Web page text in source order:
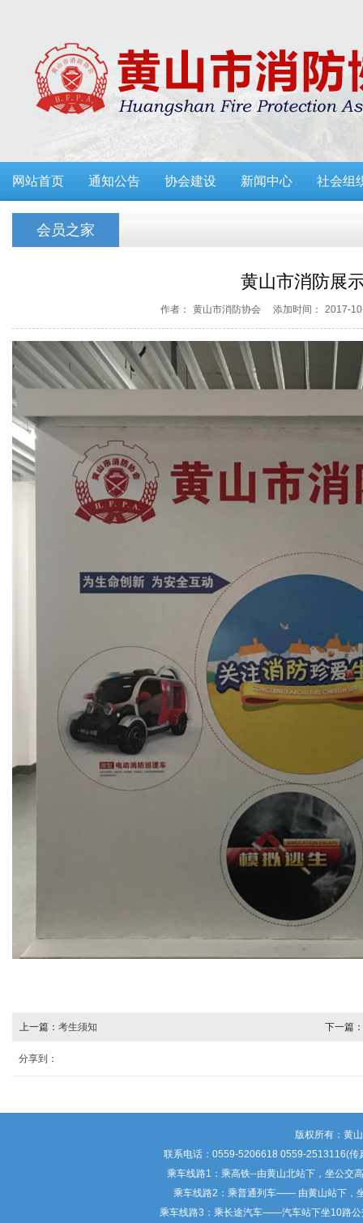
网站首页 通知公告 协会建设 新闻中心 社会组
会员之家
黄山市消防展
作者： 黄山市消防协会 添加时间： 2017-
上一篇： 考生须知 下一篇：
分享到：
版权所有：
联系电话：0559-5206618 0559-2513116(
乘车线路1：乘高铁--由黄山北站下，坐公交
乘车线路2：乘普通列车—— 由黄山站下，
乘车线路3：乘长途汽车——汽车站下坐10路公